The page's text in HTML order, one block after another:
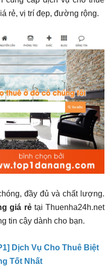
rẻ, vị trí đẹp, đường rộng.
đầy đủ và chất lượng.
giá rẻtại Thuenha24h.net
tin cậy dành cho bạn.
Dịch Vụ Cho Thuê Biệt
Tốt Nhất